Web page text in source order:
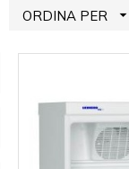
ORDINA PER 